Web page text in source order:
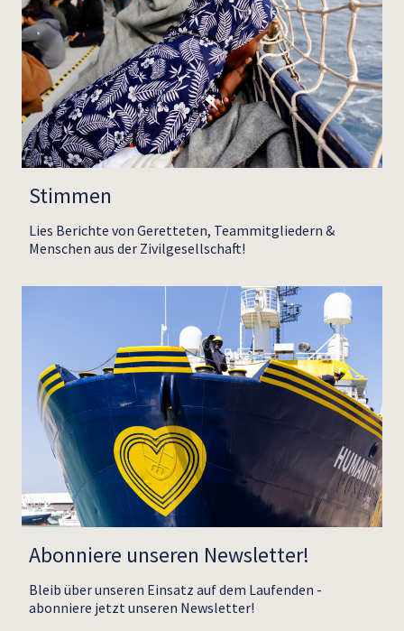
Stimmen
Lies Berichte von Geretteten, Teammitgliedern &
Menschen aus der Zivilgesellschaft!
Abonniere unseren Newsletter!
Bleib über unseren Einsatz auf dem Laufenden -
abonniere jetzt unseren Newsletter!